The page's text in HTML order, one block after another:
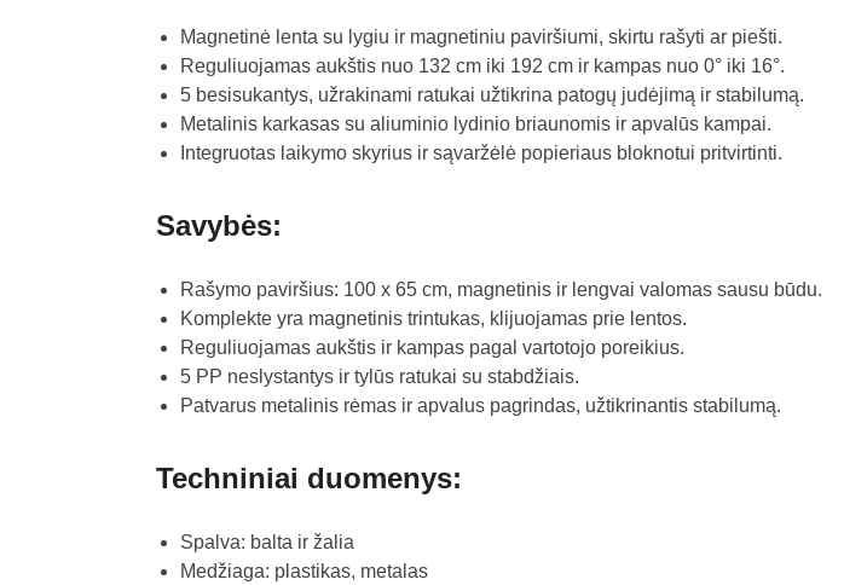
Magnetinė lenta su lygiu ir magnetiniu paviršiumi, skirtu rašyti ar piešti.
Reguliuojamas aukštis nuo 132 cm iki 192 cm ir kampas nuo 0° iki 16°.
5 besisukantys, užrakinami ratukai užtikrina patogų judėjimą ir stabilumą.
Metalinis karkasas su aliuminio lydinio briaunomis ir apvalūs kampai.
Integruotas laikymo skyrius ir sąvaržėlė popieriaus bloknotui pritvirtinti.
Savybės:
Rašymo paviršius: 100 x 65 cm, magnetinis ir lengvai valomas sausu būdu.
Komplekte yra magnetinis trintukas, klijuojamas prie lentos.
Reguliuojamas aukštis ir kampas pagal vartotojo poreikius.
5 PP neslystantys ir tylūs ratukai su stabdžiais.
Patvarus metalinis rėmas ir apvalus pagrindas, užtikrinantis stabilumą.
Techniniai duomenys:
Spalva: balta ir žalia
Medžiaga: plastikas, metalas